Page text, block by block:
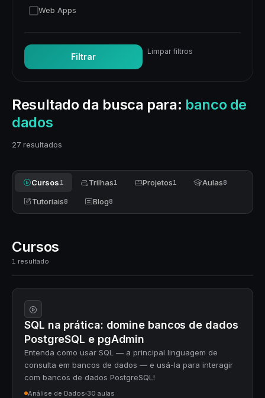
Resultado da busca para: banco de
dados
27 resultados
Cursos1 Trilhas1 Projetos1 Aulas8
Tutoriais8 Blog8
Cursos
1 resultado
SQL na prática: domine bancos de dados
PostgreSQL e pgAdmin
Entenda como usar SQL — a principal linguagem de
consulta em bancos de dados — e usá-la para interagir
com bancos de dados PostgreSQL!
Análise de Dados 30 aulas
Web Apps
Filtrar
Limpar filtros